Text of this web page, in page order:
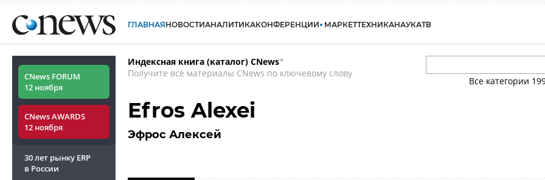
ГЛАВНАЯНОВОСТИАНАЛИТИКАКОНФЕРЕНЦИИ МАРКЕТТЕХНИКАНАУКАТВ
CNews FORUM
12 ноября
CNews AWARDS
12 ноября
30 лет рынку ERP
в России
Индексная книга (каталог) CNews*
Получите все материалы CNews по ключевому слову
Все категории
Efros Alexei
Эфрос Алексей